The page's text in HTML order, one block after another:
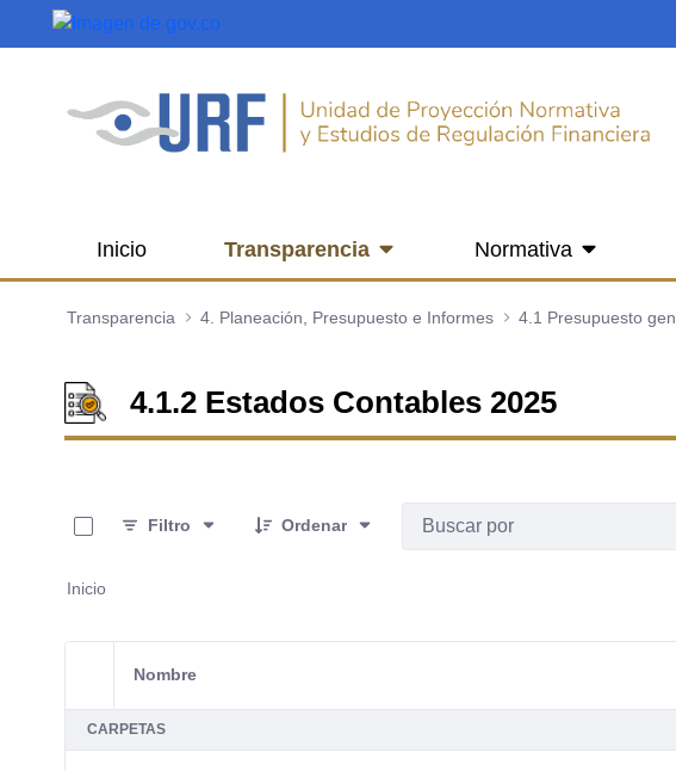
Saltar al contenido principal
Inicio Transparencia Normativa
Transparencia 4. Planeación, Presupuesto e Informes
4.1.2 Estados Contables 2025
Filtro
Ordenar
Inicio
Selección del elemento
Nombre
CARPETAS